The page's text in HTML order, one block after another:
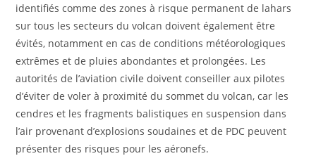
identifiés comme des zones à risque permanent de lahars
sur tous les secteurs du volcan doivent également être
évités, notamment en cas de conditions météorologiques
extrêmes et de pluies abondantes et prolongées. Les
autorités de l’aviation civile doivent conseiller aux pilotes
d’éviter de voler à proximité du sommet du volcan, car les
cendres et les fragments balistiques en suspension dans
l’air provenant d’explosions soudaines et de PDC peuvent
présenter des risques pour les aéronefs.